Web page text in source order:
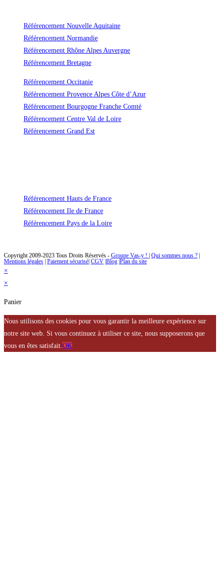
Référencement Nouvelle Aquitaine
Référencement Normandie
Référencement Rhône Alpes Auvergne
Référencement Bretagne
Référencement Occitanie
Référencement Provence Alpes Côte d’Azur
Référencement Bourgogne Franche Comté
Référencement Centre Val de Loire
Référencement Grand Est
Référencement Hauts de France
Référencement Ile de France
Référencement Pays de la Loire
Copyright 2009-2023 Tous Droits Réservés - Groupe Vas-y ! Qui sommes nous ?
Mentions légales Paiement sécurisé CGV Blog Plan du site
×
×
Panier
Nous utilisons des cookies pour vous garantir la meilleure expérience sur
notre site web. Si vous continuez à utiliser ce site, nous supposerons que
vous en êtes satisfait.OK